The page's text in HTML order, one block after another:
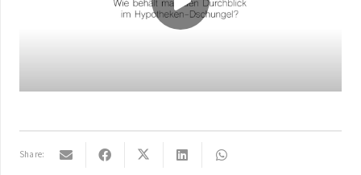
Share: